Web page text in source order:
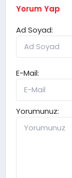
Yorum Yap
Ad Soyad:
E-Mail:
Yorumunuz: